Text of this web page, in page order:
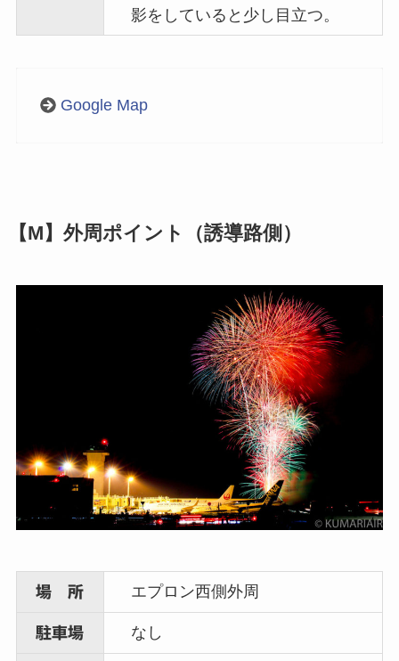
影をしていると少し目立つ。
Google Map
【M】外周ポイント（誘導路側）
場 所 エプロン西側外周
駐車場 なし